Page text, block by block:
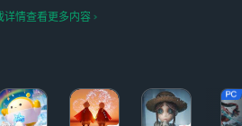
比
话
不
生
世
多，地球为什么会有这样的
详情查看更多内容